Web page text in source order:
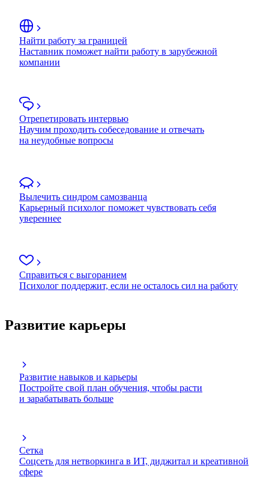
Найти работу за границей
Наставник поможет найти работу в зарубежной
компании
Отрепетировать интервью
Научим проходить собеседование и отвечать
на неудобные вопросы
Вылечить синдром самозванца
Карьерный психолог поможет чувствовать себя
увереннее
Справиться с выгоранием
Психолог поддержит, если не осталось сил на работу
Развитие карьеры
Развитие навыков и карьеры
Постройте свой план обучения, чтобы расти
и зарабатывать больше
Сетка
Соцсеть для нетворкинга в ИТ, диджитал и креативной
сфере